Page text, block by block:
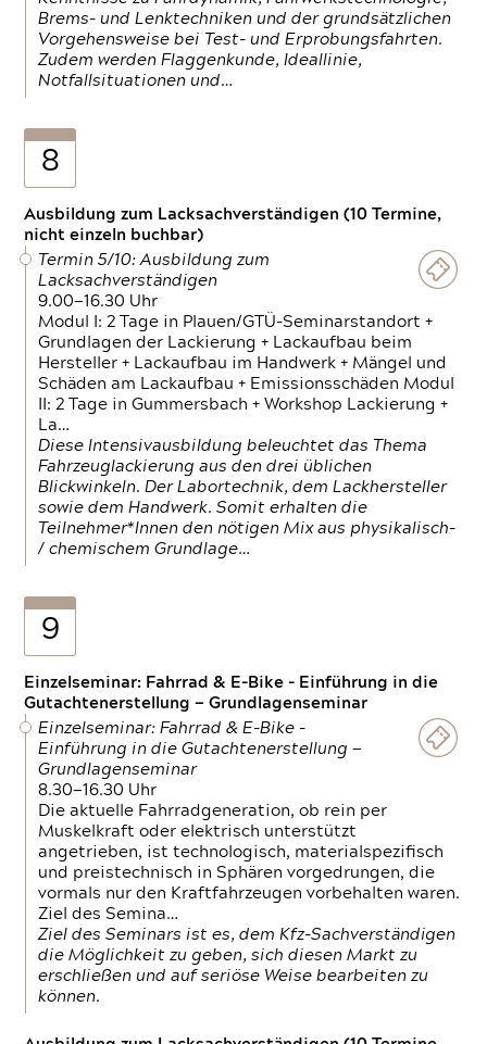
Brems- und Lenktechniken und der grundsätzlichen
Vorgehensweise bei Test- und Erprobungsfahrten.
Zudem werden Flaggenkunde, Ideallinie,
Notfallsituationen und…
8
Ausbildung zum Lacksachverständigen (10 Termine,
nicht einzeln buchbar)
Termin 5/10: Ausbildung zum
Lacksachverständigen
9.00—16.30 Uhr
Modul I: 2 Tage in Plauen/GTÜ-Seminarstandort +
Grundlagen der Lackierung + Lackaufbau beim
Hersteller + Lackaufbau im Handwerk + Mängel und
Schäden am Lackaufbau + Emissionsschäden Modul
II: 2 Tage in Gummersbach + Workshop Lackierung +
La…
Diese Intensivausbildung beleuchtet das Thema
Fahrzeuglackierung aus den drei üblichen
Blickwinkeln. Der Labortechnik, dem Lackhersteller
sowie dem Handwerk. Somit erhalten die
Teilnehmer*Innen den nötigen Mix aus physikalisch-
/ chemischem Grundlage…
9
Einzelseminar: Fahrrad & E-Bike - Einführung in die
Gutachtenerstellung — Grundlagenseminar
Einzelseminar: Fahrrad & E-Bike -
Einführung in die Gutachtenerstellung —
Grundlagenseminar
8.30—16.30 Uhr
Die aktuelle Fahrradgeneration, ob rein per
Muskelkraft oder elektrisch unterstützt
angetrieben, ist technologisch, materialspezifisch
und preistechnisch in Sphären vorgedrungen, die
vormals nur den Kraftfahrzeugen vorbehalten waren.
Ziel des Semina…
Ziel des Seminars ist es, dem Kfz-Sachverständigen
die Möglichkeit zu geben, sich diesen Markt zu
erschließen und auf seriöse Weise bearbeiten zu
können.